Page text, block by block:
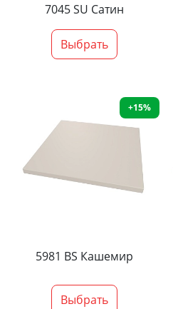
7045 SU Сатин
Выбрать
+15%
5981 BS Кашемир
Выбрать